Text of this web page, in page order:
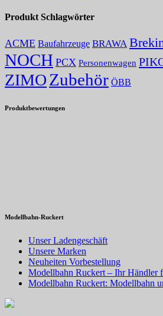
Produkt Schlagwörter
ACME Baufahrzeuge BRAWA
NOCH PCX Personenwagen
ZIMOZubehör ÖBB
Produktbewertungen
Modellbahn-Ruckert
Unser Ladengeschäft
Unsere Marken
Neuheiten Vorbestellung
Modellbahn Ruckert – Ihr Händler
Modellbahn Ruckert: Modellbahn